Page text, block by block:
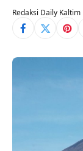
Redaksi Daily Kaltim